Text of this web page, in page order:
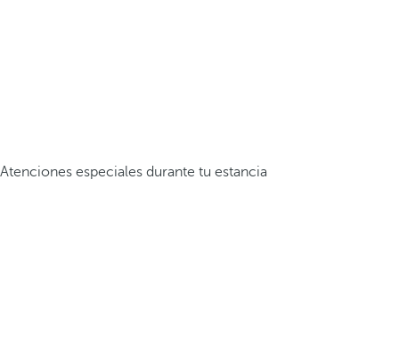
Atenciones especiales durante tu estancia